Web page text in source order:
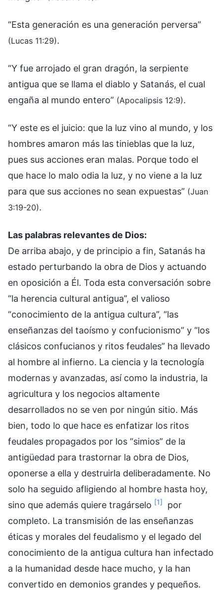
“Esta generación es una generación perversa”
(Lucas 11:29).
“Y fue arrojado el gran dragón, la serpiente
antigua que se llama el diablo y Satanás, el cual
engaña al mundo entero” (Apocalipsis 12:9).
“Y este es el juicio: que la luz vino al mundo, y los
hombres amaron más las tinieblas que la luz,
pues sus acciones eran malas. Porque todo el
que hace lo malo odia la luz, y no viene a la luz
para que sus acciones no sean expuestas” (Juan
3:19-20).
Las palabras relevantes de Dios:
De arriba abajo, y de principio a fin, Satanás ha
estado perturbando la obra de Dios y actuando
en oposición a Él. Toda esta conversación sobre
“la herencia cultural antigua”, el valioso
“conocimiento de la antigua cultura”, “las
enseñanzas del taoísmo y confucionismo” y “los
clásicos confucianos y ritos feudales” ha llevado
al hombre al infierno. La ciencia y la tecnología
modernas y avanzadas, así como la industria, la
agricultura y los negocios altamente
desarrollados no se ven por ningún sitio. Más
bien, todo lo que hace es enfatizar los ritos
feudales propagados por los “simios” de la
antigüedad para trastornar la obra de Dios,
oponerse a ella y destruirla deliberadamente. No
solo ha seguido afligiendo al hombre hasta hoy,
sino que además quiere tragárselo [1]
por
completo. La transmisión de las enseñanzas
éticas y morales del feudalismo y el legado del
conocimiento de la antigua cultura han infectado
a la humanidad desde hace mucho, y la han
convertido en demonios grandes y pequeños.